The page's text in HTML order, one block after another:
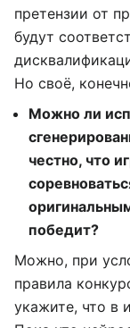
претензии от
будут
Но своё,
Можно ли
честно, что
победит?
Можно, при
правила
укажите, что в